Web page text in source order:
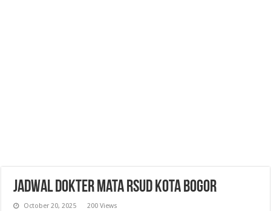
Jadwal Dokter Mata RSUD Kota Bogor
October 20, 2025 200 Views